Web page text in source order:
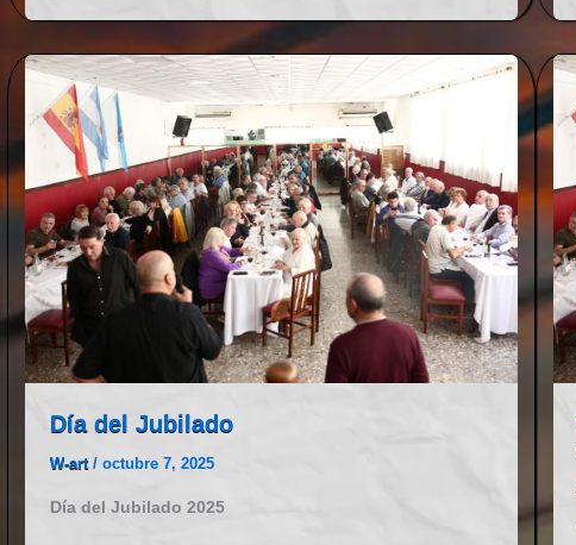
Día del Jubilado
W-art / octubre 7, 2025
Día del Jubilado 2025